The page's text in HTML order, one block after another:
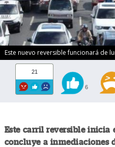
Este nuevo reversible funcionará de
21
6
Este carril reversible inicia
concluye a inmediaciones